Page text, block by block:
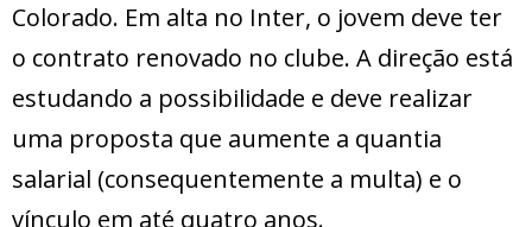
Colorado. Em alta no Inter, o jovem deve ter
o contrato renovado no clube. A direção está
estudando a possibilidade e deve realizar
uma proposta que aumente a quantia
salarial (consequentemente a multa) e o
vínculo em até quatro anos.